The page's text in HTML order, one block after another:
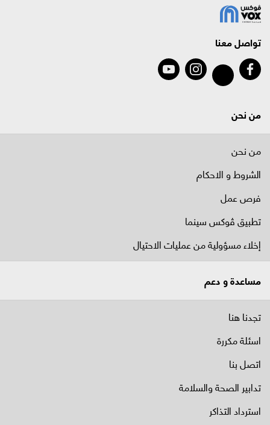
تواصل معنا
من نحن
من نحن
الشروط و الاحكام
فرص عمل
تطبيق ڤوكس سينما
إخلاء مسؤولية من عمليات الاحتيال
مساعدة و دعم
تجدنا هنا
اسئلة مكررة
اتصل بنا
تدابير الصحة والسلامة
استرداد التذاكر